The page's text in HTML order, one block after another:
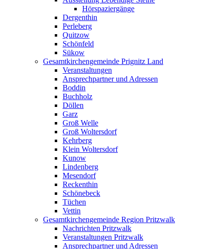
Hörspaziergänge
Dergenthin
Perleberg
Quitzow
Schönfeld
Sükow
Gesamtkirchengemeinde Prignitz Land
Veranstaltungen
Ansprechpartner und Adressen
Boddin
Buchholz
Döllen
Garz
Groß Welle
Groß Woltersdorf
Kehrberg
Klein Woltersdorf
Kunow
Lindenberg
Mesendorf
Reckenthin
Schönebeck
Tüchen
Vettin
Gesamtkirchengemeinde Region Pritzwalk
Nachrichten Pritzwalk
Veranstaltungen Pritzwalk
Ansprechpartner und Adressen